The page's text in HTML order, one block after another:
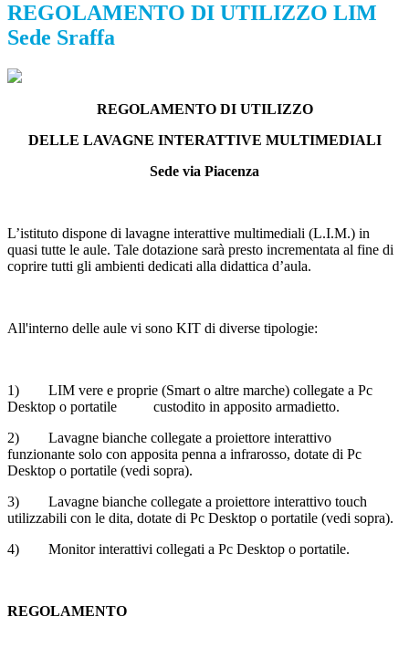
REGOLAMENTO DI UTILIZZO LIM
Sede Sraffa
REGOLAMENTO DI UTILIZZO
DELLE LAVAGNE INTERATTIVE MULTIMEDIALI
Sede via Piacenza
L’istituto dispone di lavagne interattive multimediali (L.I.M.) in
quasi tutte le aule. Tale dotazione sarà presto incrementata al fine di
coprire tutti gli ambienti dedicati alla didattica d’aula.
All'interno delle aule vi sono KIT di diverse tipologie:
1) LIM vere e proprie (Smart o altre marche) collegate a Pc
Desktop o portatile custodito in apposito armadietto.
2) Lavagne bianche collegate a proiettore interattivo
funzionante solo con apposita penna a infrarosso, dotate di Pc
Desktop o portatile (vedi sopra).
3) Lavagne bianche collegate a proiettore interattivo touch
utilizzabili con le dita, dotate di Pc Desktop o portatile (vedi sopra).
4) Monitor interattivi collegati a Pc Desktop o portatile.
REGOLAMENTO